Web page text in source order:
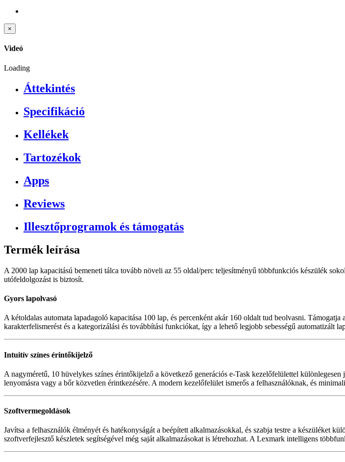
×
Videó
Loading
Áttekintés
Specifikáció
Kellékek
Tartozékok
Apps
Reviews
Illesztőprogramok és támogatás
Termék leírása
A 2000 lap kapacitású bemeneti tálca tovább növeli az 55 oldal/perc teljesítményű többfunkciós készülék
utófeldolgozást is biztosít.
Gyors lapolvasó
A kétoldalas automata lapadagoló kapacitása 100 lap, és percenként akár 160 oldalt tud beolvasni.
karakterfelismerést és a kategorizálási és továbbítási funkciókat, így a lehető legjobb sebességű automatizált
Intuitív színes érintőkijelző
A nagyméretű, 10 hüvelykes színes érintőkijelző a következő generációs e-Task kezelőfelülettel
lenyomásra vagy a bőr közvetlen érintkezésére. A modern kezelőfelület ismerős a felhasználóknak, és
Szoftvermegoldások
Javítsa a felhasználók élményét és hatékonyságát a beépített alkalmazásokkal, és szabja testre a készüléket
szoftverfejlesztő készletek segítségével még saját alkalmazásokat is létrehozhat. A Lexmark intelligens